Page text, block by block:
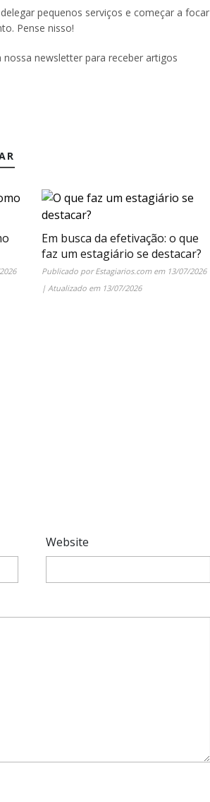
pequenos serviços e começar a focar
Pense nisso!
newsletter para receber artigos
Em busca da efetivação: o que
faz um estagiário se destacar?
Publicado porEstagiarios.comem 13/07/2026
| Atualizado em 13/07/2026
Website